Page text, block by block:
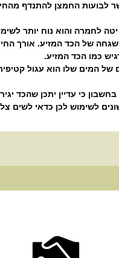
לבועות החמצן להתנדף
לחמרה והוא נוח יותר
של הכד המזיע. אורך
כמו הכד המזיע.
של המים שלו הוא עגול
בחשבון כי עדיין יתכן שהכד
לשימוש לכן כדאי לשים